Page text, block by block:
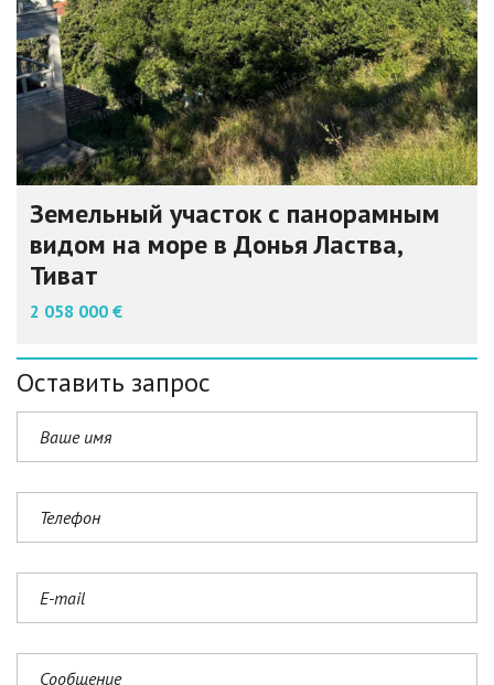
Земельный участок с панорамным
видом на море в Донья Ластва,
Тиват
2 058 000 €
Оставить запрос